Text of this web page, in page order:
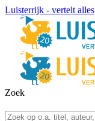
Luisterrijk - vertelt alles
Zoek